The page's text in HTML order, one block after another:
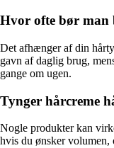
Hvor ofte bør man
Det afhænger af din
gavn af daglig brug,
gange om ugen.
Tynger hårcreme
Nogle produkter kan
hvis du ønsker